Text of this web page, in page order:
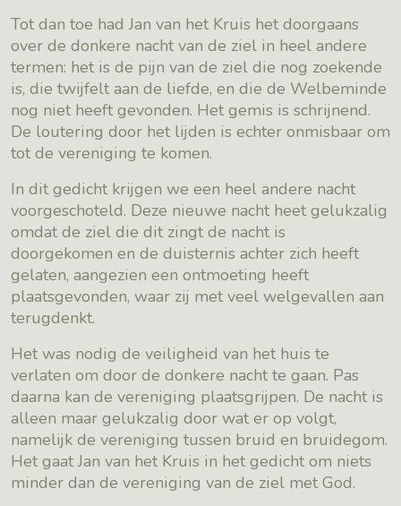
Tot dan toe had Jan van het Kruis het doorgaans
over de donkere nacht van de ziel in heel andere
termen: het is de pijn van de ziel die nog zoekende
is, die twijfelt aan de liefde, en die de Welbeminde
nog niet heeft gevonden. Het gemis is schrijnend.
De loutering door het lijden is echter onmisbaar om
tot de vereniging te komen.
In dit gedicht krijgen we een heel andere nacht
voorgeschoteld. Deze nieuwe nacht heet gelukzalig
omdat de ziel die dit zingt de nacht is
doorgekomen en de duisternis achter zich heeft
gelaten, aangezien een ontmoeting heeft
plaatsgevonden, waar zij met veel welgevallen aan
terugdenkt.
Het was nodig de veiligheid van het huis te
verlaten om door de donkere nacht te gaan. Pas
daarna kan de vereniging plaatsgrijpen. De nacht is
alleen maar gelukzalig door wat er op volgt,
namelijk de vereniging tussen bruid en bruidegom.
Het gaat Jan van het Kruis in het gedicht om niets
minder dan de vereniging van de ziel met God.